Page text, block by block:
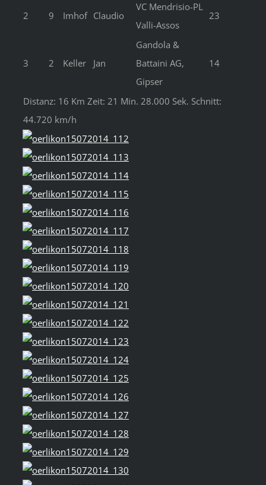
2 9 Imhof Claudio
VC Mendrisio-PL
Valli-Assos
23
3 2 Keller Jan
Gandola &
Battaini AG,
Gipser
14
Distanz: 16 Km Zeit: 21 Min. 28.000 Sek. Schnitt:
44.720 km/h